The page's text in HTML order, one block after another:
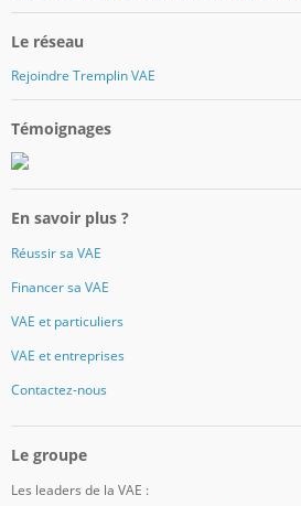
Le réseau
Rejoindre Tremplin VAE
Témoignages
En savoir plus ?
Réussir sa VAE
Financer sa VAE
VAE et particuliers
VAE et entreprises
Contactez-nous
Le groupe
Les leaders de la VAE :